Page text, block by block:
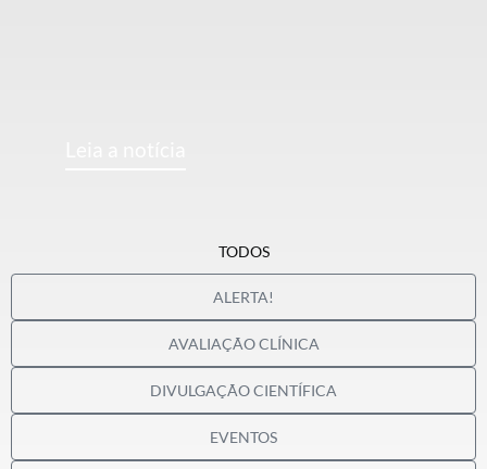
ALERTA!
AVALIAÇÃO CLÍNICA
DIVULGAÇÃO CIENTÍFICA
EVENTOS
TODOS